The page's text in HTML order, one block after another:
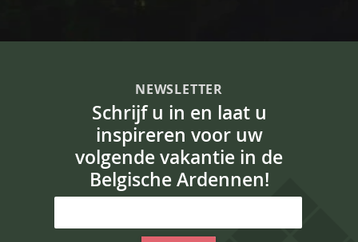
NEWSLETTER
Schrijf u in en laat u
inspireren voor uw
volgende vakantie in de
Belgische Ardennen!